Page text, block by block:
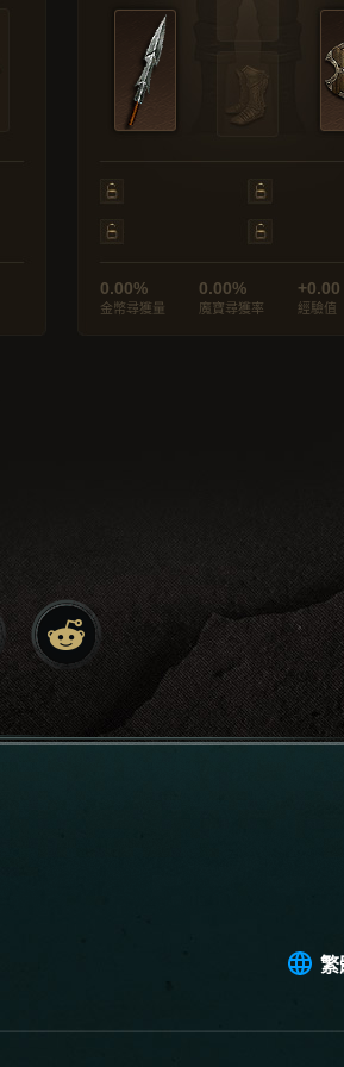
0.00%
金幣尋獲量
0.00%
魔寶尋獲率
+0.00
經驗值